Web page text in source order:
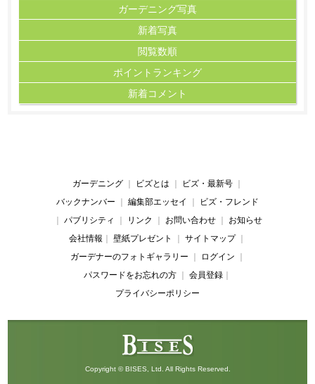
ガーデニング写真
新着写真
閲覧数順
ポイント ランキング
新着コメント
ガーデニング｜ ビズとは ビズ・最新号｜
バックナンバー
編集部エッセイ
ビズ・フレンド
パブリシティ リンク お問い合わせ｜
お知らせ
会社情報
壁紙プレゼント サイトマップ｜
ガーデナーのフォトギャラリー
ログイン
パスワードをお忘れの方
会員登録
プライバシーポリシー
Copyright © BISES, Ltd. All Rights Reserved.